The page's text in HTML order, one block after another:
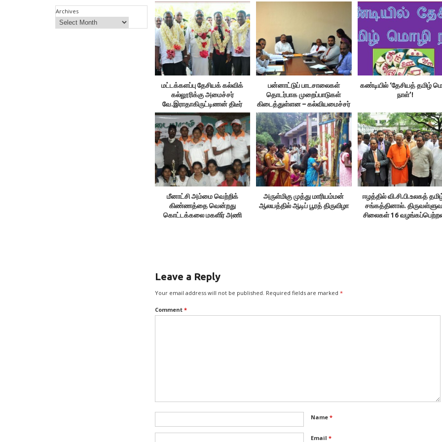
மட்டக்களப்பு தேசியக் கல்விக்
கல்லூரிக்கு அமைச்சர்
வே.இராதாகிருட்டிணன் திடீர்
வருகை
பன்னாட்டுப் பாடசாலைகள்
தொடர்பாக முறைப்பாடுகள்
கிடைத்துள்ளன – கல்வியமைச்சர்
வேலுசாமி
கண்டியில் ‘தேசியத் தமிழ்
நாள்’!
மீனாட்சி அம்மை வெற்றிக்
கிண்ணத்தை வென்றது
கொட்டக்கலை மகளிர் அணி
அருள்மிகு முத்து மாரியம்மன்
ஆலயத்தில் ஆடிப் பூரத் திருவிழா
ஈழத்தில் வி.சி.பி.உலகத்
சங்கத்தினால்.
சிலைகள் 16
Leave a Reply
Your email address will not be published. Required fields are marked *
Comment *
Name *
Email *
Archives